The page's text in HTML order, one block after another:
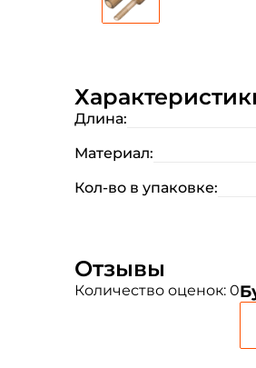
Длина:
Материал:
Кол-во в упаковке:
Отзывы
Количество оценок: 0